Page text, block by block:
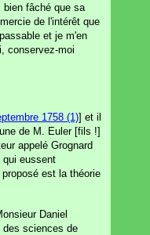
bien fâché que sa
de l'intérêt que
et je m'en
conservez-moi
1758 (1)] et il
de M. Euler [fils !]
appelé Grognard
eussent
est la théorie
Daniel
des sciences de